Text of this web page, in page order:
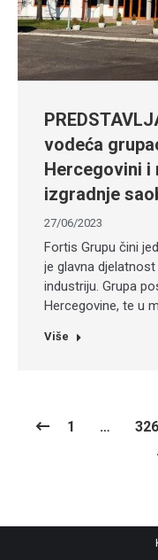
vodeća
Hercegovini i
izgradnje
27/06/2023
Fortis Grupu čini
je glavna
industriju. Grupa
Hercegovine, te u
Više
1 … 326